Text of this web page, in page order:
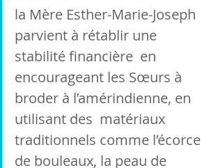
la Mère Esther-Marie-Joseph
parvient à rétablir une
stabilité financière  en
encourageant les Sœurs à
broder à l’amérindienne, en
utilisant des  matériaux
traditionnels comme l’écorce
de bouleaux, la peau de